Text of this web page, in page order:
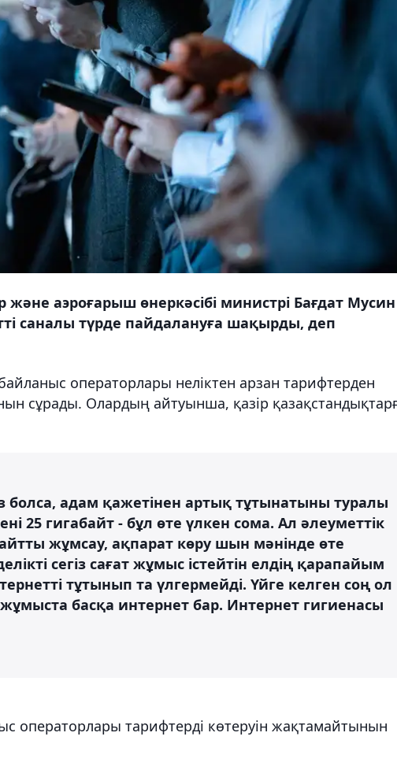
аэроғарыш өнеркәсібі министрі Бағдат Мусин
саналы түрде пайдалануға шақырды, деп
операторлары неліктен арзан тарифтерден
сұрады. Олардың айтуынша, қазір
болса, адам қажетінен артық тұтынатыны туралы
25 гигабайт - бұл өте үлкен сома. Ал әлеуметтік
жұмсау, ақпарат көру шын мәнінде өте
сегіз сағат жұмыс істейтін елдің қарапайым
тұтынып та үлгермейді. Үйге келген соң ол
басқа интернет бар. Интернет гигиенасы
операторлары тарифтерді көтеруін жақтамайтынын